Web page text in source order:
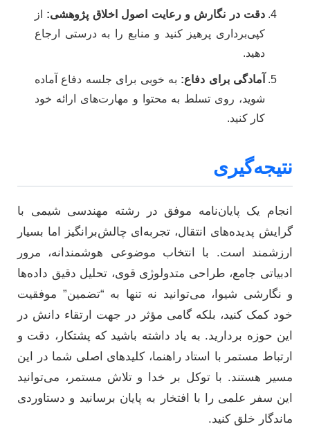
دقت در نگارش و رعایت اصول اخلاق پژوهشی: از
کپی‌برداری پرهیز کنید و منابع را به درستی ارجاع
دهید.
آمادگی برای دفاع: به خوبی برای جلسه دفاع آماده
شوید، روی تسلط به محتوا و مهارت‌های ارائه خود
کار کنید.
نتیجه‌گیری
انجام یک پایان‌نامه موفق در رشته مهندسی شیمی با
گرایش پدیده‌های انتقال، تجربه‌ای چالش‌برانگیز اما بسیار
ارزشمند است. با انتخاب موضوعی هوشمندانه، مرور
ادبیاتی جامع، طراحی متدولوژی قوی، تحلیل دقیق داده‌ها
و نگارشی شیوا، می‌توانید نه تنها به “تضمین” موفقیت
خود کمک کنید، بلکه گامی مؤثر در جهت ارتقاء دانش در
این حوزه بردارید. به یاد داشته باشید که پشتکار، دقت و
ارتباط مستمر با استاد راهنما، کلیدهای اصلی شما در این
مسیر هستند. با توکل بر خدا و تلاش مستمر، می‌توانید
این سفر علمی را با افتخار به پایان برسانید و دستاوردی
ماندگار خلق کنید.